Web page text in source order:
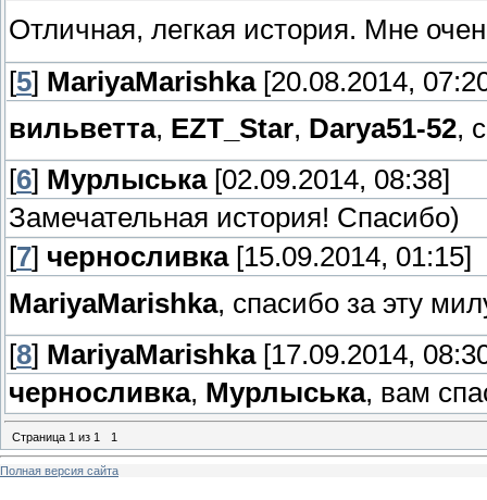
Отличная, легкая история. Мне
[5] MariyaMarishka[20.08.2014,
вильветта, EZT_Star, Darya51-52,
[6] Мурлыська[02.09.2014, 08:38]
Замечательная история! Спасибо)
[7] черносливка[15.09.2014, 01:15]
MariyaMarishka, спасибо за эту
[8] MariyaMarishka[17.09.2014,
черносливка, Мурлыська, вам
Страница 1 из 1 1
Полная версия сайта